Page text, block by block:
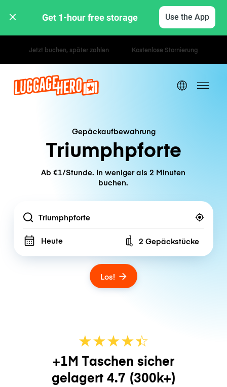
Get 1-hour free storage Use the App
Stunden- / Tagestarife
Gepäckaufbewahrung
Triumphpforte
Ab €1/Stunde. In weniger als 2 Minuten
buchen.
Location
Heute Number of bags
2 Gepäckstücke
Los!
★★★★☆
★
+1M Taschen sicher
gelagert 4.7 (300k+)